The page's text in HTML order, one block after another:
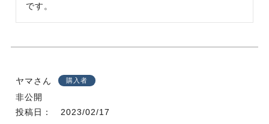
です。
ヤマ 購入者
非公開
投稿日
2023/02/17